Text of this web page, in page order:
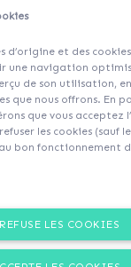
d’origine et des
une navigation
de son utilisation,
que nous offrons. En
que vous acceptez
les cookies (sauf
bon fonctionnement
REFUSE LES COOKIES
not